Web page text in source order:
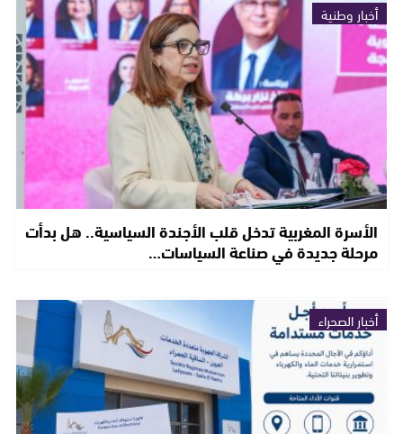
أخبار وطنية
الأسرة المغربية تدخل قلب الأجندة السياسية.. هل بدأت
مرحلة جديدة في صناعة السياسات…
أخبار الصحراء